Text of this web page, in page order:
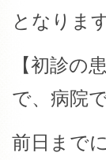
となります
【初診の
で、病院
前日まで